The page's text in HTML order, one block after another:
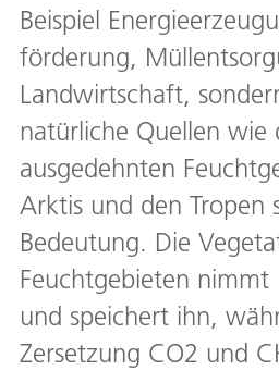
Beispiel
förderung,
Landwirtschaft,
natürliche Quellen wie
ausgedehnten
Arktis und den Tropen
Bedeutung. Die
Feuchtgebieten
und speichert ihn,
Zersetzung CO2 und